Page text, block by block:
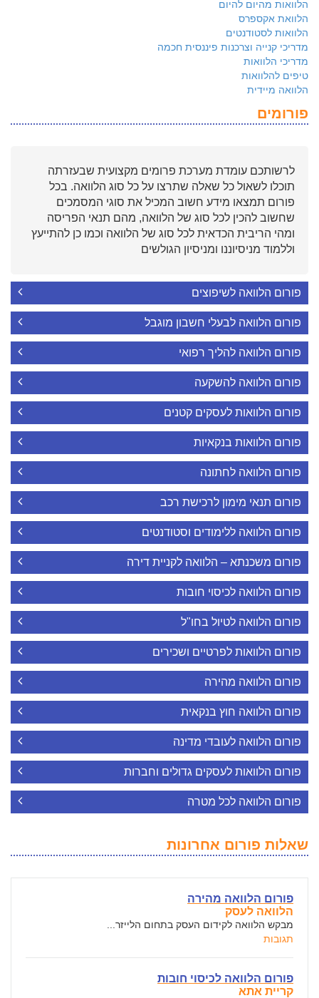
הלוואות מהיום להיום
הלוואת אקספרס
הלוואות לסטודנטים
מדריכי קנייה וצרכנות פיננסית חכמה
מדריכי הלוואות
טיפים להלוואות
הלוואה מיידית
פורומים
לרשותכם עומדת מערכת פרומים מקצועית שבעזרתה
תוכלו לשאול כל שאלה שתרצו על כל סוג הלוואה. בכל
פורום תמצאו מידע חשוב המכיל את סוגי המסמכים
שחשוב להכין לכל סוג של הלוואה, מהם תנאי הפריסה
ומהי הריבית הכדאית לכל סוג של הלוואה וכמו כן להתייעץ
וללמוד מניסיוננו ומניסיון הגולשים
פורום הלוואה לשיפוצים
פורום הלוואה לבעלי חשבון מוגבל
פורום הלוואה להליך רפואי
פורום הלוואה להשקעה
פורום הלוואות לעסקים קטנים
פורום הלוואות בנקאיות
פורום הלוואה לחתונה
פורום תנאי מימון לרכישת רכב
פורום הלוואה ללימודים וסטודנטים
פורום משכנתא – הלוואה לקניית דירה
פורום הלוואה לכיסוי חובות
פורום הלוואה לטיול בחו"ל
פורום הלוואות לפרטיים ושכירים
פורום הלוואה מהירה
פורום הלוואה חוץ בנקאית
פורום הלוואה לעובדי מדינה
פורום הלוואות לעסקים גדולים וחברות
פורום הלוואה לכל מטרה
שאלות פורום אחרונות
פורום הלוואה מהירה
הלוואה לעסק
מבקש הלוואה לקידום העסק בתחום הלייזר...
תגובות
פורום הלוואה לכיסוי חובות
קריית אתא